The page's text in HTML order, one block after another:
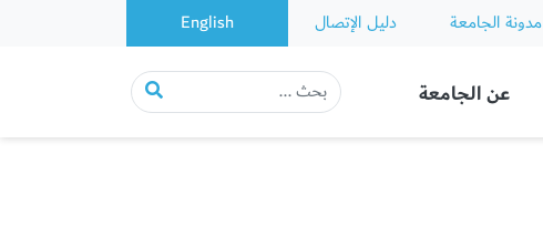
مدونة الجامعة دليل الإتصال English
عن الجامعة